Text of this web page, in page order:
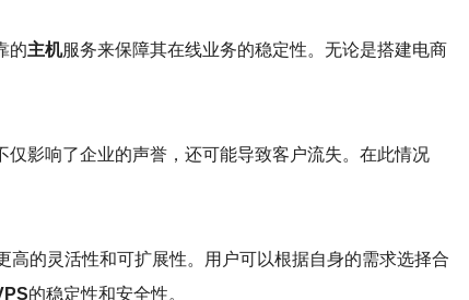
的主机服务来保障其在线业务的稳定性。无论是搭建电商
影响了企业的声誉，还可能导致客户流失。在此情况
高的灵活性和可扩展性。用户可以根据自身的需求选择合
的稳定性和安全性。